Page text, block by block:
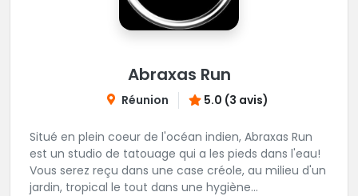
Abraxas Run
Réunion 5.0 (3 avis)
Situé en plein coeur de l'océan indien, Abraxas Run
est un studio de tatouage qui a les pieds dans l'eau!
Vous serez reçu dans une case créole, au milieu d'un
jardin, tropical le tout dans une hygiène